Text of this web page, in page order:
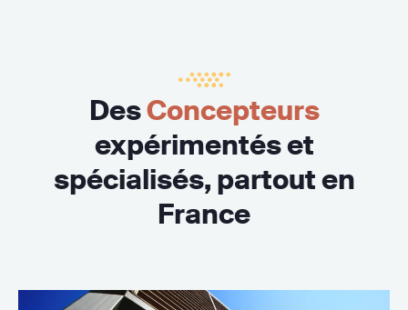
DesConcepteurs
expérimentés et
spécialisés, partout en
France